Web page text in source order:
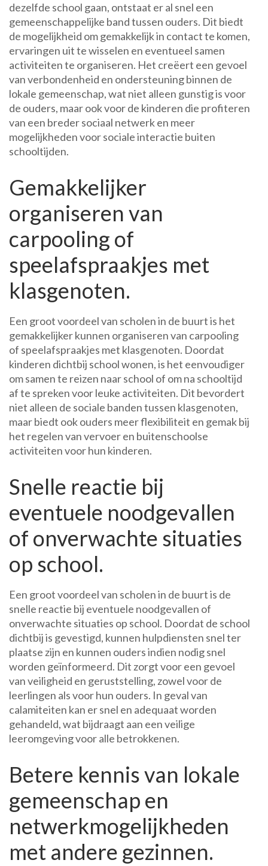
dezelfde school gaan, ontstaat er al snel een
gemeenschappelijke band tussen ouders. Dit biedt
de mogelijkheid om gemakkelijk in contact te komen,
ervaringen uit te wisselen en eventueel samen
activiteiten te organiseren. Het creëert een gevoel
van verbondenheid en ondersteuning binnen de
lokale gemeenschap, wat niet alleen gunstig is voor
de ouders, maar ook voor de kinderen die profiteren
van een breder sociaal netwerk en meer
mogelijkheden voor sociale interactie buiten
schooltijden.
Gemakkelijker
organiseren van
carpooling of
speelafspraakjes met
klasgenoten.
Een groot voordeel van scholen in de buurt is het
gemakkelijker kunnen organiseren van carpooling
of speelafspraakjes met klasgenoten. Doordat
kinderen dichtbij school wonen, is het eenvoudiger
om samen te reizen naar school of om na schooltijd
af te spreken voor leuke activiteiten. Dit bevordert
niet alleen de sociale banden tussen klasgenoten,
maar biedt ook ouders meer flexibiliteit en gemak bij
het regelen van vervoer en buitenschoolse
activiteiten voor hun kinderen.
Snelle reactie bij
eventuele noodgevallen
of onverwachte situaties
op school.
Een groot voordeel van scholen in de buurt is de
snelle reactie bij eventuele noodgevallen of
onverwachte situaties op school. Doordat de school
dichtbij is gevestigd, kunnen hulpdiensten snel ter
plaatse zijn en kunnen ouders indien nodig snel
worden geïnformeerd. Dit zorgt voor een gevoel
van veiligheid en geruststelling, zowel voor de
leerlingen als voor hun ouders. In geval van
calamiteiten kan er snel en adequaat worden
gehandeld, wat bijdraagt aan een veilige
leeromgeving voor alle betrokkenen.
Betere kennis van lokale
gemeenschap en
netwerkmogelijkheden
met andere gezinnen.